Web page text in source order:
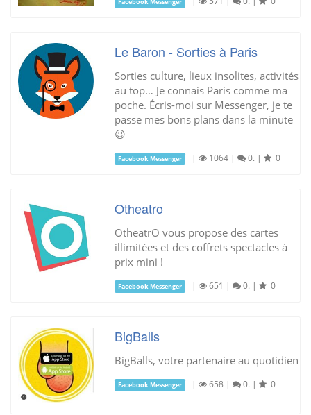
Facebook Messenger
Le Baron - Sorties à Paris
Sorties culture, lieux insolites, activités
au top… Je connais Paris comme ma
poche. Écris-moi sur Messenger, je te
passe mes bons plans dans la minute
😉
Facebook Messenger | 1064 | 0. | 0
Otheatro
OtheatrO vous propose des cartes
illimitées et des coffrets spectacles à
prix mini !
Facebook Messenger | 651 | 0. | 0
BigBalls
BigBalls, votre partenaire au quotidien
Facebook Messenger | 658 | 0. | 0